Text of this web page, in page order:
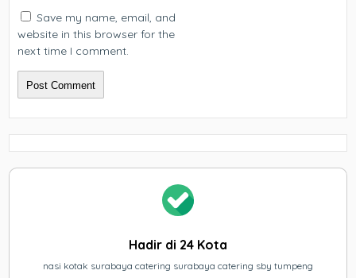
Save my name, email, and
website in this browser for the
next time I comment.
Hadir di 24 Kota
nasi kotak surabaya catering surabaya catering sby tumpeng